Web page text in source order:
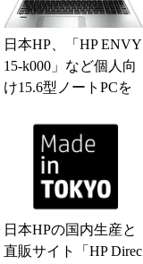
日本HP、「HP ENVY
15-k000」など個人向
け15.6型ノートPCを
日本HPの国内生産と
直販サイト「HP Direc